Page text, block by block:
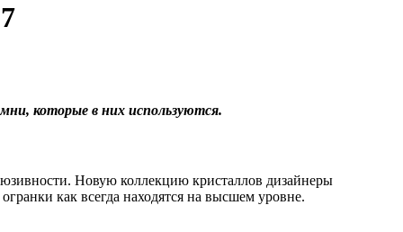
которые в них используются.
Новую коллекцию кристаллов дизайнеры
как всегда находятся на высшем уровне.